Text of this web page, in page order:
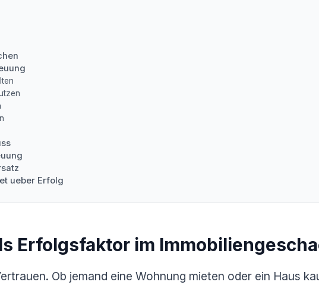
ueber Erfolg
Erfolgsfaktor im
Ob jemand eine Wohnung mieten oder ein Haus